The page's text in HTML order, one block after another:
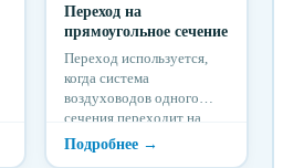
Переход на
прямоугольное сечение
Переход используется,
когда система
воздуховодов одного
сечения переходит на
систему воздуховодов
другого сечения.